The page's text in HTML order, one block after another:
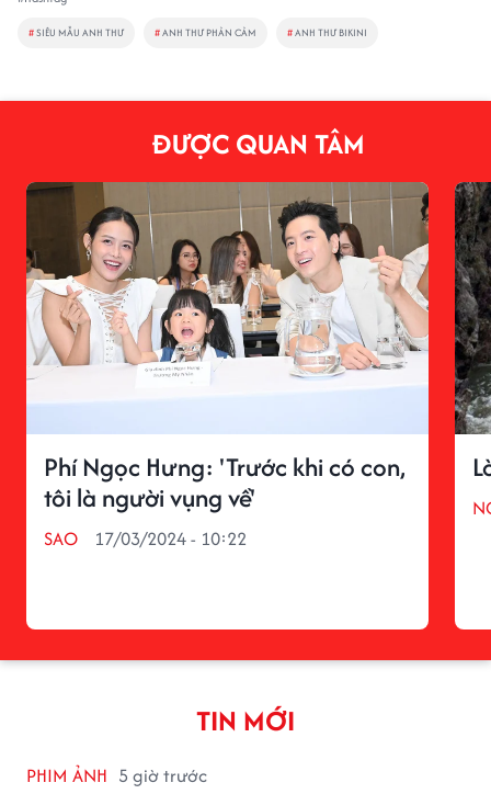
#SIÊU MẪU ANH THƯ #ANH THƯ PHẢN CẢM #ANH THƯ BIKINI
ĐƯỢC QUAN TÂM
Phí Ngọc Hưng: 'Trước khi có con,
tôi là người vụng về'
SAO 17/03/2024 - 10:22
TIN MỚI
PHIM ẢNH 5 giờ trước